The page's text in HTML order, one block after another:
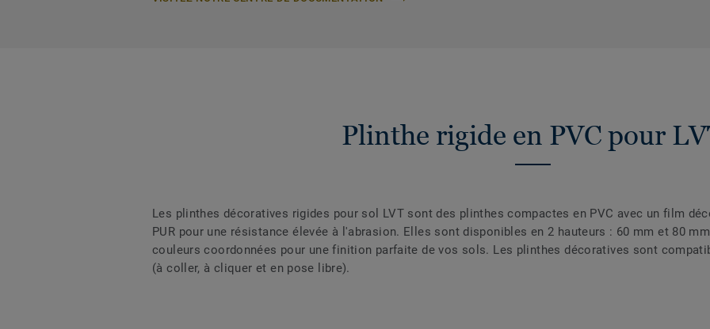
Plinthe rigide en PVC pour
Les plinthes décoratives rigides pour sol LVT sont des plinthes compactes en PVC avec un film
PUR pour une résistance élevée à l'abrasion. Elles sont disponibles en 2 hauteurs : 60 mm et 80
couleurs coordonnées pour une finition parfaite de vos sols. Les plinthes décoratives sont
(à coller, à cliquer et en pose libre).